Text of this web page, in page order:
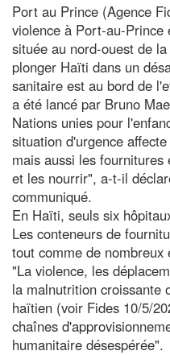
Port au Prince (Agence
violence à Port-au-
située au nord-ouest de
plonger Haïti dans un
sanitaire est au bord de
a été lancé par Bruno
Nations unies pour
situation d'urgence
mais aussi les
et les nourrir", a-t-il
communiqué.
En Haïti, seuls six
Les conteneurs de
tout comme de
"La violence, les
la malnutrition croissante
haïtien (voir Fides 10/5/
chaînes
humanitaire désespérée".